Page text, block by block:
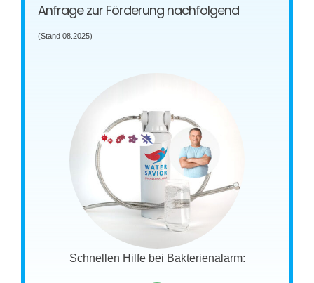
Anfrage zur Förderung nachfolgend
(Stand 08.2025)
Schnellen Hilfe bei Bakterienalarm: